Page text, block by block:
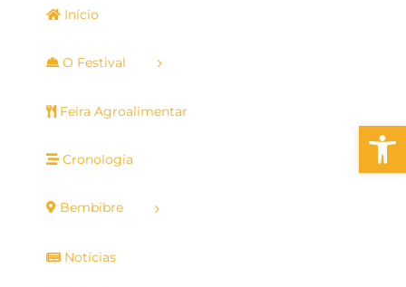
Início
O Festival
Feira Agroalimentar
Cronologia
Bembibre
Notícias